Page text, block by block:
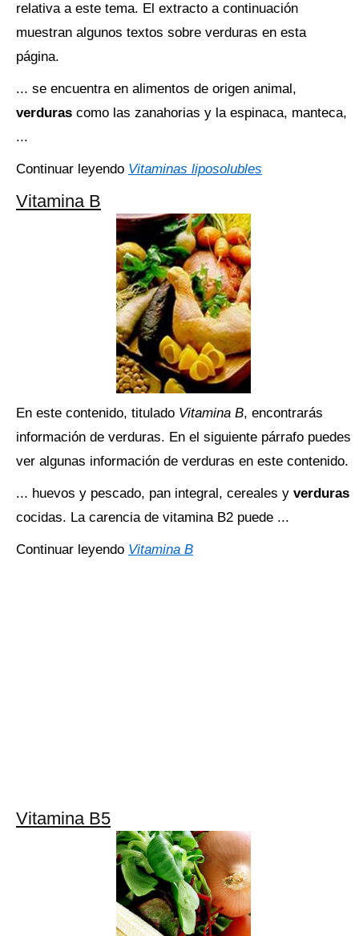
relativa a este tema. El extracto a continuación
muestran algunos textos sobre verduras en esta
página.
... se encuentra en alimentos de origen animal,
verduras como las zanahorias y la espinaca, manteca,
...
Continuar leyendo Vitaminas liposolubles
Vitamina B
En este contenido, titulado Vitamina B, encontrarás
información de verduras. En el siguiente párrafo puedes
ver algunas información de verduras en este contenido.
... huevos y pescado, pan integral, cereales y verduras
cocidas. La carencia de vitamina B2 puede ...
Continuar leyendo Vitamina B
Vitamina B5